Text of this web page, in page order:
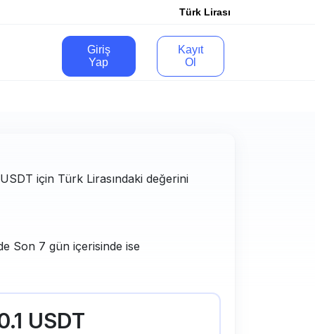
Türk Lirası
Giriş
Yap
Kayıt
Ol
için Türk Lirasındaki değerini
Son 7 gün içerisinde ise
USDT